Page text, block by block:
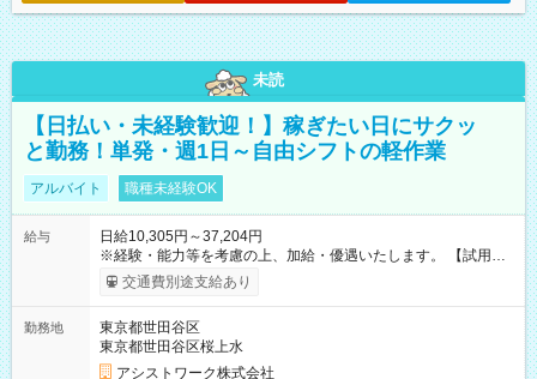
未読
【日払い・未経験歓迎！】稼ぎたい日にサクッ
と勤務！単発・週1日～自由シフトの軽作業
アルバイト 職種未経験OK
給与
日給10,305円～37,204円
※経験・能力等を考慮の上、加給・優遇いたします。 【試用期
間】試用期間なし
交通費別途支給あり
勤務地
東京都世田谷区
東京都世田谷区桜上水
アシストワーク株式会社